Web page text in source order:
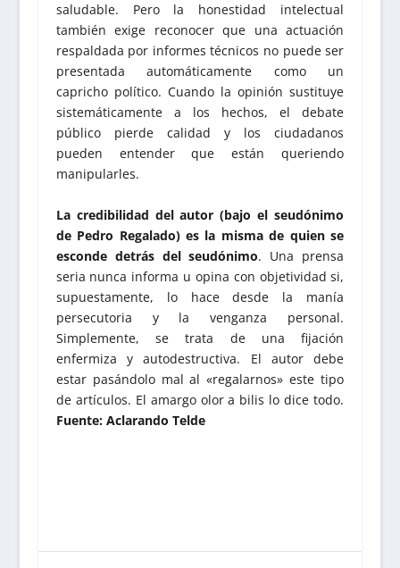
saludable. Pero la honestidad intelectual
también exige reconocer que una actuación
respaldada por informes técnicos no puede ser
presentada automáticamente como un
capricho político. Cuando la opinión sustituye
sistemáticamente a los hechos, el debate
público pierde calidad y los ciudadanos
pueden entender que están queriendo
manipularles.
La credibilidad del autor (bajo el seudónimo
de Pedro Regalado) es la misma de quien se
esconde detrás del seudónimo. Una prensa
seria nunca informa u opina con objetividad si,
supuestamente, lo hace desde la manía
persecutoria y la venganza personal.
Simplemente, se trata de una fijación
enfermiza y autodestructiva. El autor debe
estar pasándolo mal al «regalarnos» este tipo
de artículos. El amargo olor a bilis lo dice todo.
Fuente: Aclarando Telde